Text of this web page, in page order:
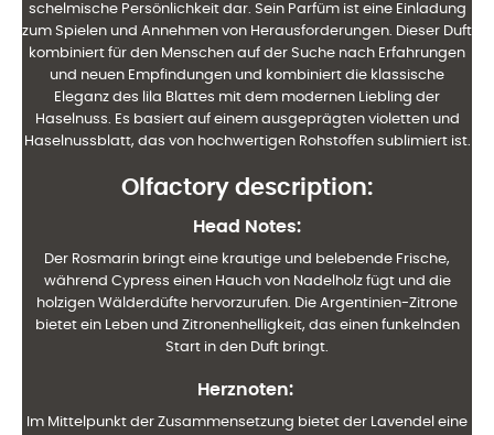
schelmische Persönlichkeit dar. Sein Parfüm ist eine Einladung
zum Spielen und Annehmen von Herausforderungen. Dieser Duft
kombiniert für den Menschen auf der Suche nach Erfahrungen
und neuen Empfindungen und kombiniert die klassische
Eleganz des lila Blattes mit dem modernen Liebling der
Haselnuss. Es basiert auf einem ausgeprägten violetten und
Haselnussblatt, das von hochwertigen Rohstoffen sublimiert ist.
Olfactory description:
Head Notes:
Der Rosmarin bringt eine krautige und belebende Frische,
während Cypress einen Hauch von Nadelholz fügt und die
holzigen Wälderdüfte hervorzurufen. Die Argentinien-Zitrone
bietet ein Leben und Zitronenhelligkeit, das einen funkelnden
Start in den Duft bringt.
Herznoten:
Im Mittelpunkt der Zusammensetzung bietet der Lavendel eine